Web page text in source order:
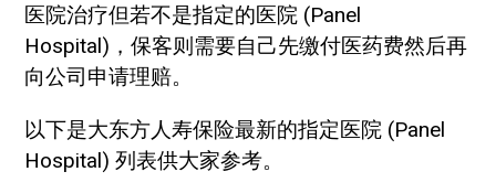
医院治疗但若不是指定的医院 (Panel
Hospital)，保客则需要自己先缴付医药费然后再
向公司申请理赔。
以下是大东方人寿保险最新的指定医院 (Panel
Hospital) 列表供大家参考。